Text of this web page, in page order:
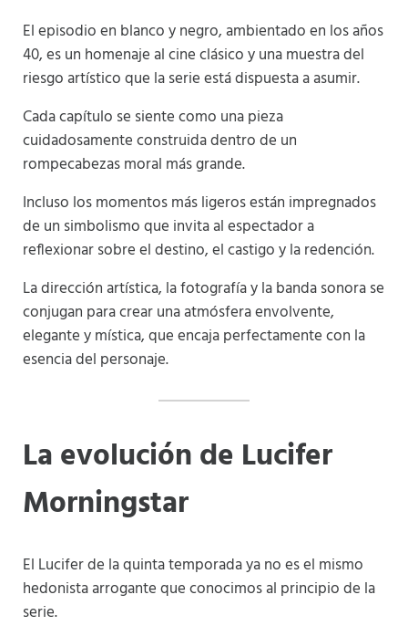
El episodio en blanco y negro, ambientado en los años
40, es un homenaje al cine clásico y una muestra del
riesgo artístico que la serie está dispuesta a asumir.
Cada capítulo se siente como una pieza
cuidadosamente construida dentro de un
rompecabezas moral más grande.
Incluso los momentos más ligeros están impregnados
de un simbolismo que invita al espectador a
reflexionar sobre el destino, el castigo y la redención.
La dirección artística, la fotografía y la banda sonora se
conjugan para crear una atmósfera envolvente,
elegante y mística, que encaja perfectamente con la
esencia del personaje.
La evolución de Lucifer
Morningstar
El Lucifer de la quinta temporada ya no es el mismo
hedonista arrogante que conocimos al principio de la
serie.